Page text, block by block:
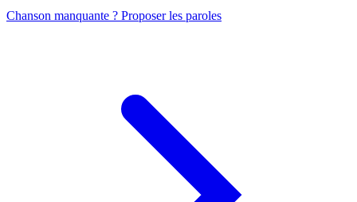
Chanson manquante ? Proposer les paroles